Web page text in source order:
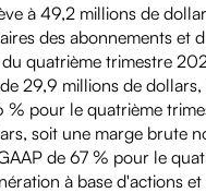
à 49,2 millions de
des abonnements et
quatrième trimestre
29,9 millions de
pour le quatrième
soit une marge brute
de 67 % pour le
à base d'actions